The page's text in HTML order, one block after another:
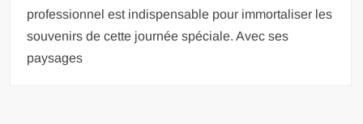
professionnel est indispensable pour immortaliser les
souvenirs de cette journée spéciale. Avec ses
paysages